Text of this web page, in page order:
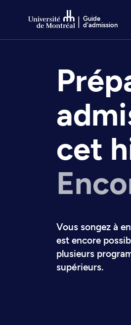
Guide
d'admission
cet
Vous songez à
est encore
plusieurs
supérieurs.